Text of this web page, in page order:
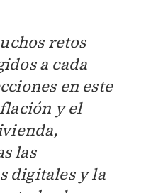
retos
a cada
en este
y el
las
digitales y la